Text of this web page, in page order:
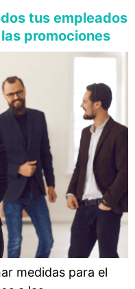
tus empleados
promociones
medidas para el